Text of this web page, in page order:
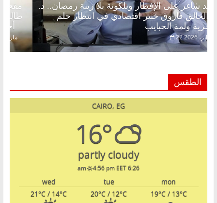
مقعد شاغر على الإفطار وبلكونة بلا زينة رمضان.. د.
عبدالخالق فاروق خبير اقتصادي في انتظار حلم
الحرية ولمة الحبايب
22 فبراير، 2026
الطقس
CAIRO, EG
16°
partly cloudy
6:26 am
4:56 pm EET
mon
tue
wed
19°C/ 13°C
20°C / 12°C
21°C / 14°C